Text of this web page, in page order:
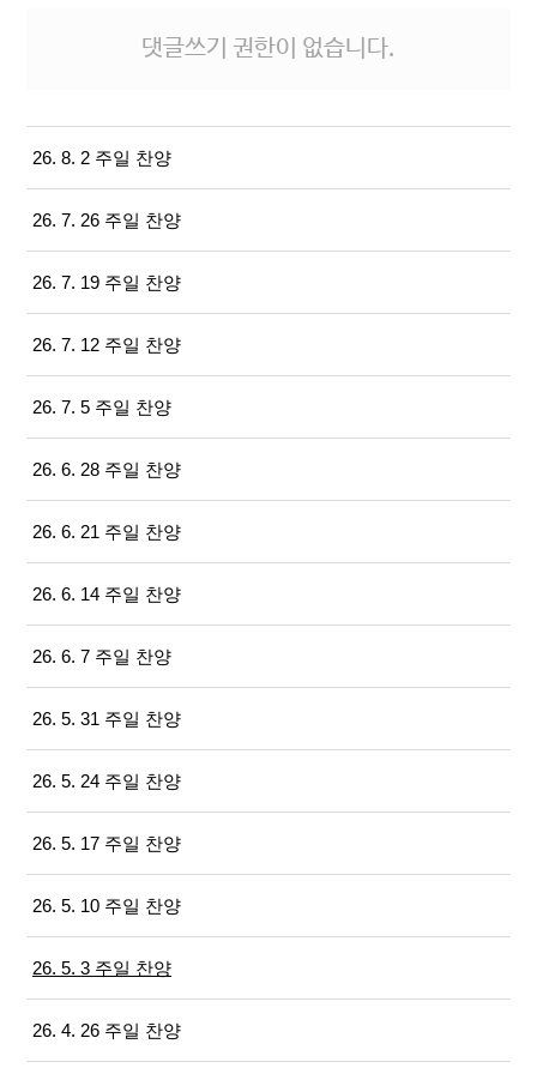
댓글쓰기 권한이 없습니다.
26. 8. 2 주일 찬양
26. 7. 26 주일 찬양
26. 7. 19 주일 찬양
26. 7. 12 주일 찬양
26. 7. 5 주일 찬양
26. 6. 28 주일 찬양
26. 6. 21 주일 찬양
26. 6. 14 주일 찬양
26. 6. 7 주일 찬양
26. 5. 31 주일 찬양
26. 5. 24 주일 찬양
26. 5. 17 주일 찬양
26. 5. 10 주일 찬양
26. 5. 3 주일 찬양
26. 4. 26 주일 찬양